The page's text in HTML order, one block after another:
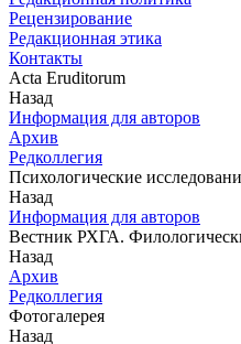
Рецензирование
Редакционная этика
Контакты
Acta Eruditorum
Назад
Информация для авторов
Архив
Редколлегия
Психологические
Назад
Информация для авторов
Вестник РХГА.
Назад
Архив
Редколлегия
Фотогалерея
Назад